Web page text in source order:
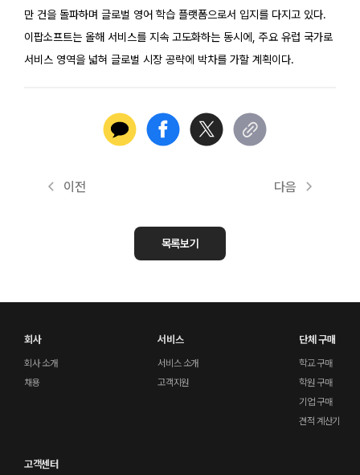
만 건을 돌파하며 글로벌 영어 학습 플랫폼으로서 입지를 다지고 있다.
이팝소프트는 올해 서비스를 지속 고도화하는 동시에, 주요 유럽 국가로
서비스 영역을 넓혀 글로벌 시장 공략에 박차를 가할 계획이다.
이전
목록보기
다음
회사
회사 소개
채용
서비스
서비스 소개
고객지원
단체 구매
학교 구매
학원 구매
기업 구매
견적 계산기
고객센터